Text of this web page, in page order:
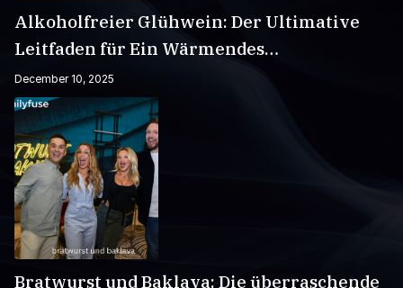
Alkoholfreier Glühwein: Der Ultimative
Leitfaden für Ein Wärmendes
Wintergetränk
December 10, 2025
Bratwurst und Baklava: Die überraschende